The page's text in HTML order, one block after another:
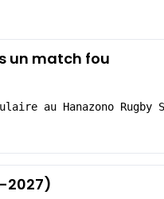
un match fou
au Hanazono Rugby
2027)